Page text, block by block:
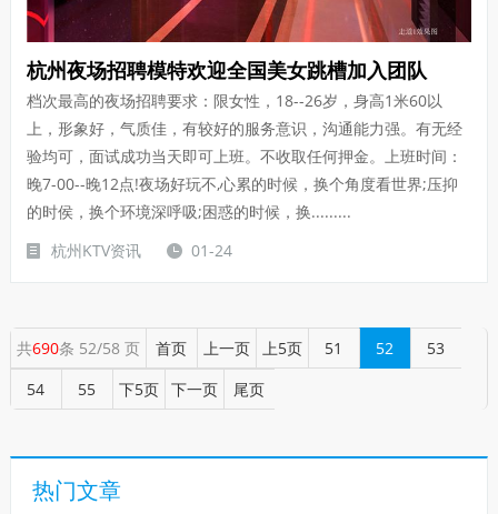
杭州夜场招聘模特欢迎全国美女跳槽加入团队
档次最高的夜场招聘要求：限女性，18--26岁，身高1米60以
上，形象好，气质佳，有较好的服务意识，沟通能力强。有无经
验均可，面试成功当天即可上班。不收取任何押金。上班时间：
晚7-00--晚12点!夜场好玩不,心累的时候，换个角度看世界;压抑
的时侯，换个环境深呼吸;困惑的时候，换.........
杭州KTV资讯
01-24
共690条 52/58 页 首页 上一页 上5页 51 52
53
54
55 下5页 下一页 尾页
热门文章